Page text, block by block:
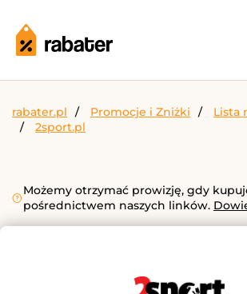
rabater.pl Promocje i Zniżki
Lista
2sport.pl
Możemy otrzymać prowizję, gdy
pośrednictwem naszych linków.